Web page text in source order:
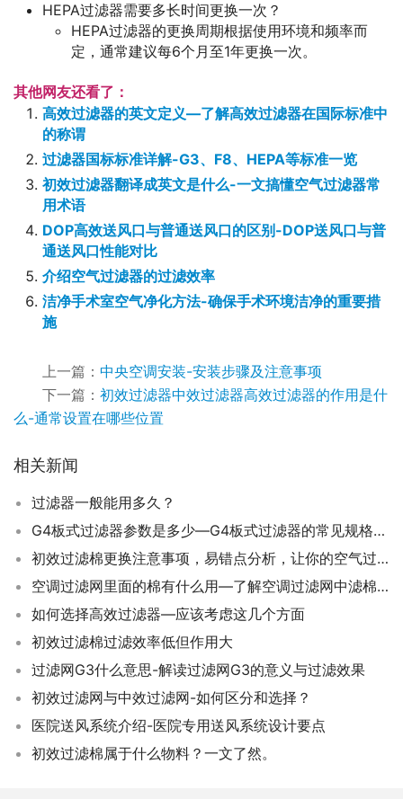
HEPA过滤器需要多长时间更换一次？
HEPA过滤器的更换周期根据使用环境和频率而
定，通常建议每6个月至1年更换一次。
其他网友还看了：
高效过滤器的英文定义—了解高效过滤器在国际标准中
的称谓
过滤器国标标准详解-G3、F8、HEPA等标准一览
初效过滤器翻译成英文是什么-一文搞懂空气过滤器常
用术语
DOP高效送风口与普通送风口的区别-DOP送风口与普
通送风口性能对比
介绍空气过滤器的过滤效率
洁净手术室空气净化方法-确保手术环境洁净的重要措
施
上一篇： 中央空调安装-安装步骤及注意事项
下一篇： 初效过滤器中效过滤器高效过滤器的作用是什
么-通常设置在哪些位置
相关新闻
过滤器一般能用多久？
G4板式过滤器参数是多少—G4板式过滤器的常见规格参数汇总
初效过滤棉更换注意事项，易错点分析，让你的空气过滤器更加有效！
空调过滤网里面的棉有什么用—了解空调过滤网中滤棉的作用和功能
如何选择高效过滤器—应该考虑这几个方面
初效过滤棉过滤效率低但作用大
过滤网G3什么意思-解读过滤网G3的意义与过滤效果
初效过滤网与中效过滤网-如何区分和选择？
医院送风系统介绍-医院专用送风系统设计要点
初效过滤棉属于什么物料？一文了然。